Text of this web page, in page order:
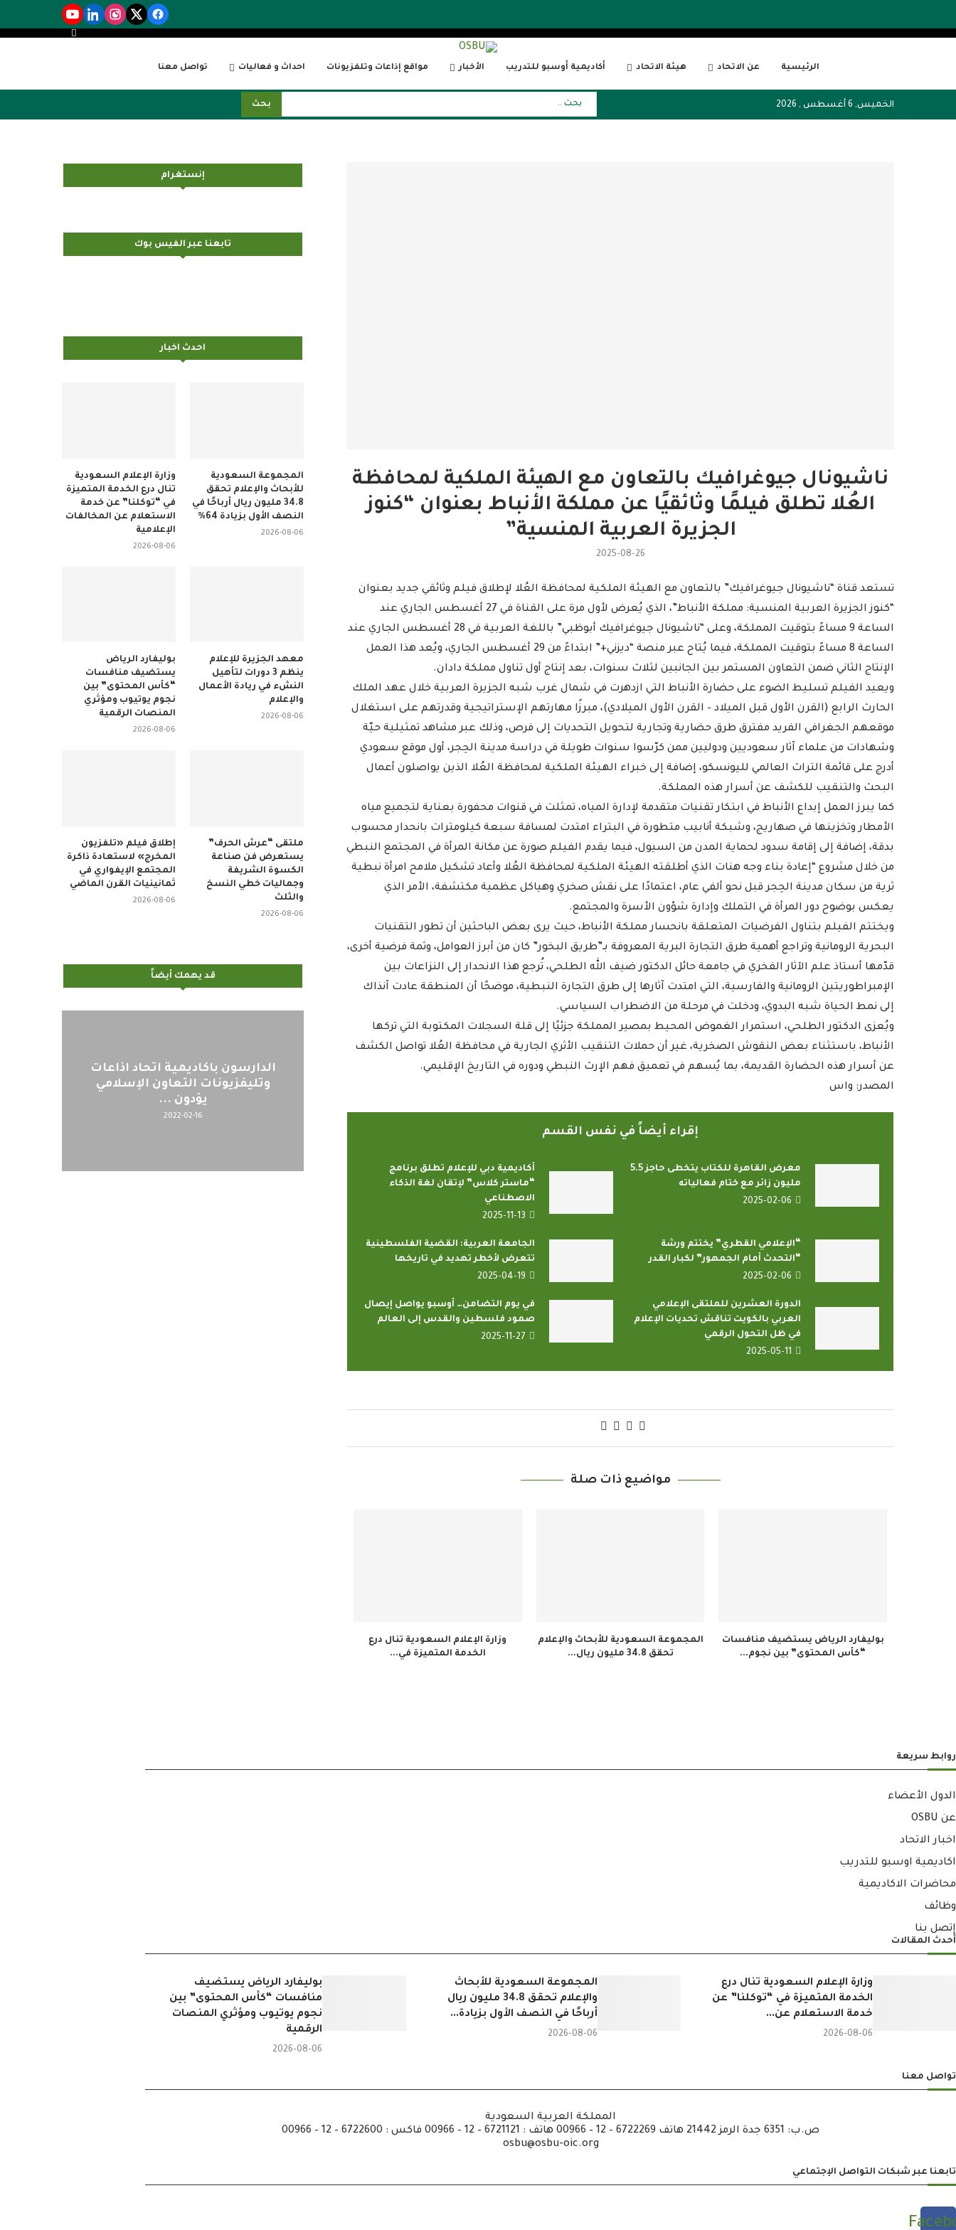
الرئيسية عن الاتحاد هيئة الاتحاد أكاديمية أوسبو للتدريب الأخبار مواقع إذاعات وتلفزيونات احداث و فعاليات تواصل معنا
الخميس, 6 أغسطس , 2026 بحث
ناشيونال جيوغرافيك بالتعاون مع الهيئة الملكية لمحافظة
العُلا تطلق فيلمًا وثائقيًا عن مملكة الأنباط بعنوان “كنوز
الجزيرة العربية المنسية”
2025-08-26
تستعد قناة “ناشيونال جيوغرافيك” بالتعاون مع الهيئة الملكية لمحافظة العُلا لإطلاق فيلم وثائقي جديد بعنوان
“كنوز الجزيرة العربية المنسية: مملكة الأنباط”، الذي يُعرض لأول مرة على القناة في 27 أغسطس الجاري عند
الساعة 9 مساءً بتوقيت المملكة، وعلى “ناشيونال جيوغرافيك أبوظبي” باللغة العربية في 28 أغسطس الجاري عند
الساعة 8 مساءً بتوقيت المملكة، فيما يُتاح عبر منصة “ديزني+” ابتداءً من 29 أغسطس الجاري، ويُعد هذا العمل
الإنتاج الثاني ضمن التعاون المستمر بين الجانبين لثلاث سنوات، بعد إنتاج أول تناول مملكة دادان.
ويعيد الفيلم تسليط الضوء على حضارة الأنباط التي ازدهرت في شمال غرب شبه الجزيرة العربية خلال عهد الملك
الحارث الرابع (القرن الأول قبل الميلاد – القرن الأول الميلادي)، مبرزًا مهارتهم الإستراتيجية وقدرتهم على استغلال
موقعهم الجغرافي الفريد مفترق طرق حضارية وتجارية لتحويل التحديات إلى فرص، وذلك عبر مشاهد تمثيلية حيّة
وشهادات من علماء آثار سعوديين ودوليين ممن كرّسوا سنوات طويلة في دراسة مدينة الحِجر، أول موقع سعودي
أدرج على قائمة التراث العالمي لليونسكو، إضافة إلى خبراء الهيئة الملكية لمحافظة العُلا الذين يواصلون أعمال
البحث والتنقيب للكشف عن أسرار هذه المملكة.
كما يبرز العمل إبداع الأنباط في ابتكار تقنيات متقدمة لإدارة المياه، تمثلت في قنوات محفورة بعناية لتجميع مياه
الأمطار وتخزينها في صهاريج، وشبكة أنابيب متطورة في البتراء امتدت لمسافة سبعة كيلومترات بانحدار محسوب
بدقة، إضافة إلى إقامة سدود لحماية المدن من السيول، فيما يقدم الفيلم صورة عن مكانة المرأة في المجتمع النبطي
من خلال مشروع “إعادة بناء وجه هنات الذي أطلقته الهيئة الملكية لمحافظة العُلا وأعاد تشكيل ملامح امرأة نبطية
ثرية من سكان مدينة الحِجر قبل نحو ألفي عام، اعتمادًا على نقش صخري وهياكل عظمية مكتشفة، الأمر الذي
يعكس بوضوح دور المرأة في التملك وإدارة شؤون الأسرة والمجتمع.
ويختتم الفيلم بتناول الفرضيات المتعلقة بانحسار مملكة الأنباط، حيث يرى بعض الباحثين أن تطور التقنيات
البحرية الرومانية وتراجع أهمية طرق التجارة البرية المعروفة بـ”طريق البخور” كان من أبرز العوامل، وثمة فرضية أخرى،
قدّمها أستاذ علم الآثار الفخري في جامعة حائل الدكتور ضيف الله الطلحي، تُرجع هذا الانحدار إلى النزاعات بين
الإمبراطوريتين الرومانية والفارسية، التي امتدت آثارها إلى طرق التجارة النبطية، موضحًا أن المنطقة عادت آنذاك
إلى نمط الحياة شبه البدوي، ودخلت في مرحلة من الاضطراب السياسي.
ويُعزى الدكتور الطلحي، استمرار الغموض المحيط بمصير المملكة جزئيًا إلى قلة السجلات المكتوبة التي تركها
الأنباط، باستثناء بعض النقوش الصخرية، غير أن حملات التنقيب الأثري الجارية في محافظة العُلا تواصل الكشف
عن أسرار هذه الحضارة القديمة، بما يُسهم في تعميق فهم الإرث النبطي ودوره في التاريخ الإقليمي.
المصدر: واس
إقراء أيضاً في نفس القسم
معرض القاهرة للكتاب يتخطى حاجز 5.5
مليون زائر مع ختام فعالياته
2025-02-06
أكاديمية دبي للإعلام تطلق برنامج
“ماستر كلاس” لإتقان لغة الذكاء
الاصطناعي
2025-11-13
“الإعلامي القطري” يختتم ورشة
“التحدث أمام الجمهور” لكبار القدر
2025-02-06
الجامعة العربية: القضية الفلسطينية
تتعرض لأخطر تهديد في تاريخها
2025-04-19
الدورة العشرين للملتقى الإعلامي
العربي بالكويت تناقش تحديات الإعلام
في ظل التحول الرقمي
2025-05-11
في يوم التضامن… أوسبو يواصل إيصال
صمود فلسطين والقدس إلى العالم
2025-11-27
مواضيع ذات صلة
وزارة الإعلام السعودية تنال درع
الخدمة المتميزة في...
المجموعة السعودية للأبحاث والإعلام
تحقق 34.8 مليون ريال...
بوليفارد الرياض يستضيف منافسات
“كأس المحتوى” بين نجوم...
إنستغرام
تابعنا عبر الفيس بوك
احدث اخبار
وزارة الإعلام السعودية
تنال درع الخدمة المتميزة
في “توكلنا” عن خدمة
الاستعلام عن المخالفات
الإعلامية
2026-08-06
المجموعة السعودية
للأبحاث والإعلام تحقق
34.8 مليون ريال أرباحًا في
النصف الأول بزيادة 64%
2026-08-06
بوليفارد الرياض
يستضيف منافسات
“كأس المحتوى” بين
نجوم يوتيوب ومؤثري
المنصات الرقمية
2026-08-06
معهد الجزيرة للإعلام
ينظم 3 دورات لتأهيل
النشء في ريادة الأعمال
والإعلام
2026-08-06
إطلاق فيلم «تلفزيون
المخرج» لاستعادة ذاكرة
المجتمع الإيفواري في
ثمانينيات القرن الماضي
2026-08-06
ملتقى “عرش الحرف”
يستعرض فن صناعة
الكسوة الشريفة
وجماليات خطي النسخ
والثلث
2026-08-06
قد يهمك أيضاً
الدارسون باكاديمية اتحاد اذاعات
وتليفزيونات التعاون الإسلامي
يؤدون ...
2022-02-16
روابط سريعة
الدول الأعضاء
عن OSBU
اخبار الاتحاد
اكاديمية اوسبو للتدريب
محاضرات الاكاديمية
وظائف
إتصل بنا
أحدث المقالات
وزارة الإعلام السعودية تنال درع
الخدمة المتميزة في “توكلنا” عن
خدمة الاستعلام عن...
2026-08-06
المجموعة السعودية للأبحاث
والإعلام تحقق 34.8 مليون ريال
أرباحًا في النصف الأول بزيادة...
2026-08-06
بوليفارد الرياض يستضيف
منافسات “كأس المحتوى” بين
نجوم يوتيوب ومؤثري المنصات
الرقمية
2026-08-06
تواصل معنا
المملكة العربية السعودية
ص.ب: 6351 جدة الرمز 21442 هاتف 6722269 – 12 – 00966 هاتف : 6721121 – 12 – 00966 فاكس : 6722600 – 12 – 00966
osbu@osbu-oic.org
تابعنا عبر شبكات التواصل الإجتماعي